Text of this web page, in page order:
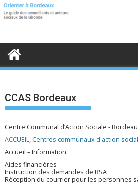
S
t
o
CCAS Bordeaux
Centre Communal d’Action Sociale -
ACCUEIL,Centres communaux d'action
Accueil – Information
Aides financières
Instruction des demandes de RSA
Réception du courrier pour les personnes